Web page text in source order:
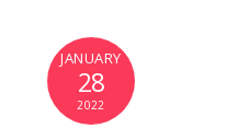
JANUARY
28
2022